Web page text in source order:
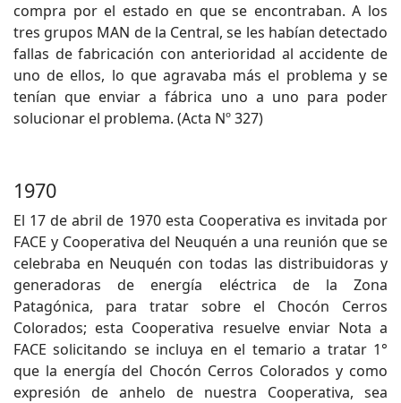
compra por el estado en que se encontraban. A los
tres grupos MAN de la Central, se les habían detectado
fallas de fabricación con anterioridad al accidente de
uno de ellos, lo que agravaba más el problema y se
tenían que enviar a fábrica uno a uno para poder
solucionar el problema. (Acta Nº 327)
1970
El 17 de abril de 1970 esta Cooperativa es invitada por
FACE y Cooperativa del Neuquén a una reunión que se
celebraba en Neuquén con todas las distribuidoras y
generadoras de energía eléctrica de la Zona
Patagónica, para tratar sobre el Chocón Cerros
Colorados; esta Cooperativa resuelve enviar Nota a
FACE solicitando se incluya en el temario a tratar 1°
que la energía del Chocón Cerros Colorados y como
expresión de anhelo de nuestra Cooperativa, sea